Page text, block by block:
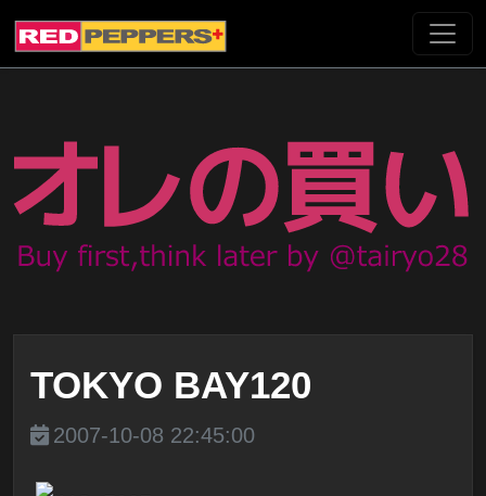
TOKYO BAY120
2007-10-08 22:45:00